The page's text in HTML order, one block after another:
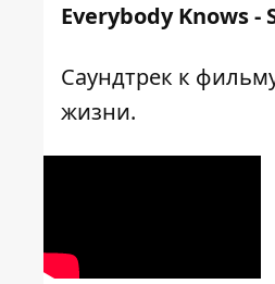
Everybody Knows -
Саундтрек к
жизни.